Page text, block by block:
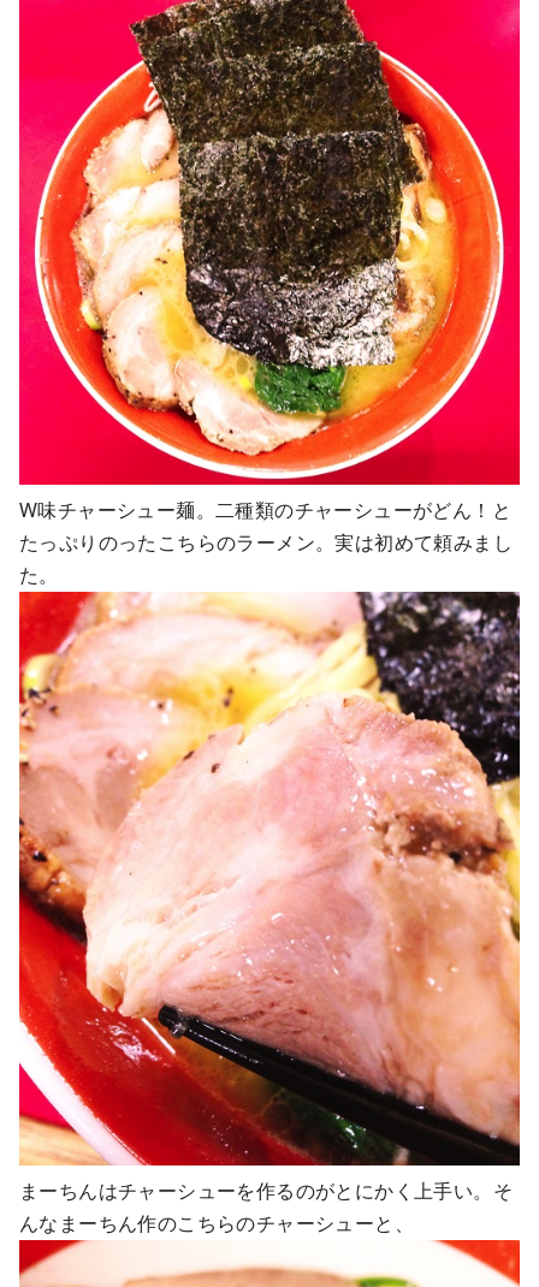
W味チャーシュー麺。二種類のチャーシューがどん！と
たっぷりのったこちらのラーメン。実は初めて頼みまし
た。
まーちんはチャーシューを作るのがとにかく上手い。そ
んなまーちん作のこちらのチャーシューと、